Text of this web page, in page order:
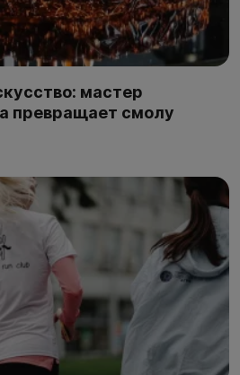
мастер
превращает смолу